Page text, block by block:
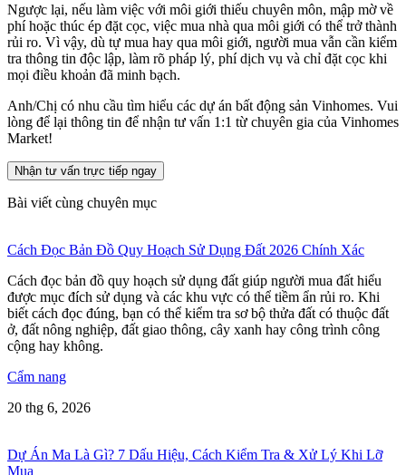
Ngược lại, nếu làm việc với môi giới thiếu chuyên môn, mập mờ về
phí hoặc thúc ép đặt cọc, việc mua nhà qua môi giới có thể trở thành
rủi ro. Vì vậy, dù tự mua hay qua môi giới, người mua vẫn cần kiểm
tra thông tin độc lập, làm rõ pháp lý, phí dịch vụ và chỉ đặt cọc khi
mọi điều khoản đã minh bạch.
Anh/Chị có nhu cầu tìm hiểu các dự án bất động sản Vinhomes. Vui
lòng để lại thông tin để nhận tư vấn 1:1 từ chuyên gia của Vinhomes
Market!
Nhận tư vấn trực tiếp ngay
Bài viết cùng chuyên mục
Cách Đọc Bản Đồ Quy Hoạch Sử Dụng Đất 2026 Chính Xác
Cách đọc bản đồ quy hoạch sử dụng đất giúp người mua đất hiểu
được mục đích sử dụng và các khu vực có thể tiềm ẩn rủi ro. Khi
biết cách đọc đúng, bạn có thể kiểm tra sơ bộ thửa đất có thuộc đất
ở, đất nông nghiệp, đất giao thông, cây xanh hay công trình công
cộng hay không.
Cẩm nang
20 thg 6, 2026
Dự Án Ma Là Gì? 7 Dấu Hiệu, Cách Kiểm Tra & Xử Lý Khi Lỡ
Mua